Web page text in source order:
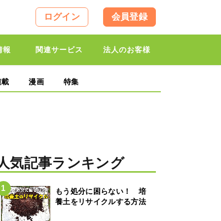
ログイン 会員登録
報 関連サービス 法人のお客様
載 漫画 特集
気記事ランキング
もう処分に困らない！ 培
養土をリサイクルする方法